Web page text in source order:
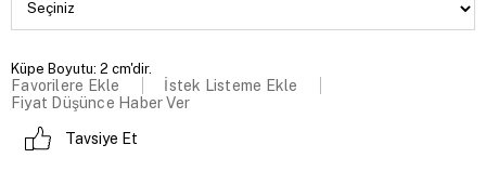
Küpe Boyutu: 2 cm'dir.
Favorilere Ekle
İstek Listeme Ekle
Fiyat Düşünce Haber Ver
Tavsiye Et